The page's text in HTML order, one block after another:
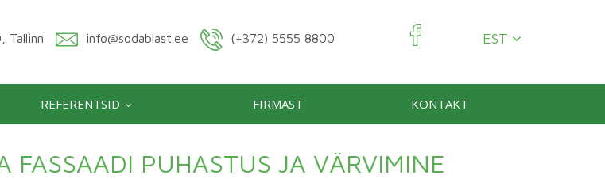
Tallinn info@sodablast.ee (+372) 5555 8800 EST
REFERENTSID FIRMAST KONTAKT
FASSAADI PUHASTUS JA VÄRVIMINE